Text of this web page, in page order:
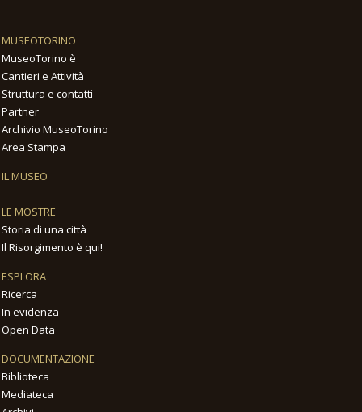
MUSEOTORINO
MuseoTorino è
Cantieri e Attività
Struttura e contatti
Partner
Archivio MuseoTorino
Area Stampa
IL MUSEO
LE MOSTRE
Storia di una città
Il Risorgimento è qui!
ESPLORA
Ricerca
In evidenza
Open Data
DOCUMENTAZIONE
Biblioteca
Mediateca